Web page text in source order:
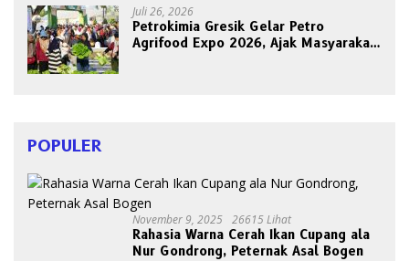
Juli 26, 2026
Petrokimia Gresik Gelar Petro
Agrifood Expo 2026, Ajak Masyarakat
POPULER
November 9, 2025 26615 Lihat
Rahasia Warna Cerah Ikan Cupang ala
Nur Gondrong, Peternak Asal Bogen